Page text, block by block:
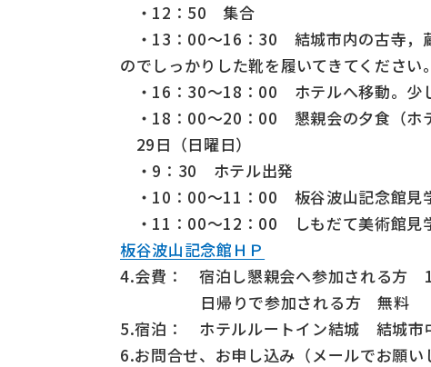
・12：50 集合
・13：00～16：30 結城市内の古寺，
のでしっかりした靴を履いてきてください。
・16：30～18：00 ホテルへ移動。少し
・18：00～20：00 懇親会の夕食（ホ
29日（日曜日）
・9：30 ホテル出発
・10：00～11：00 板谷波山記念館見
・11：00～12：00 しもだて美術館見
板谷波山記念館ＨＰ
4.会費： 宿泊し懇親会へ参加される方
日帰りで参加される方 無料
5.宿泊： ホテルルートイン結城 結城市
6.お問合せ、お申し込み（メールでお願い